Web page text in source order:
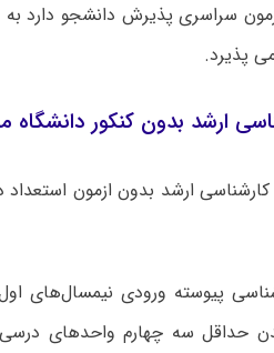
سراسری پذیرش دانشجو دارد
پذیرد.
ارشد بدون کنکور دانشگاه
حداقل سه چهارم واحدهای